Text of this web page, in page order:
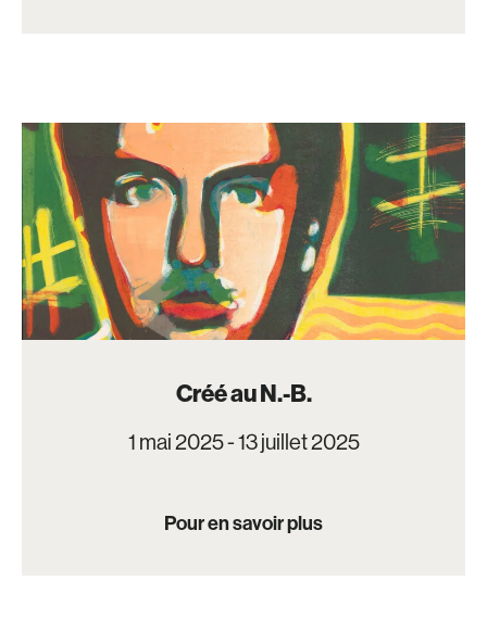
Créé au N.-B.
1 mai 2025 - 13 juillet 2025
Pour en savoir plus